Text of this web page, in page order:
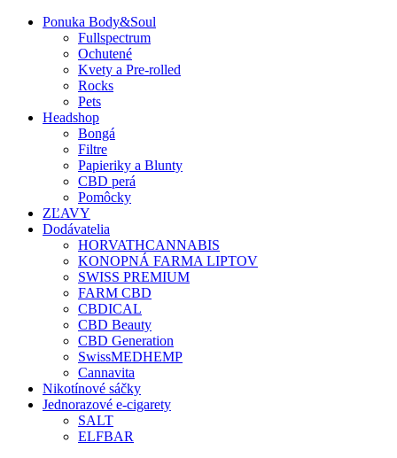
Ponuka Body&Soul
Fullspectrum
Ochutené
Kvety a Pre-rolled
Rocks
Pets
Headshop
Bongá
Filtre
Papieriky a Blunty
CBD perá
Pomôcky
ZĽAVY
Dodávatelia
HORVATHCANNABIS
KONOPNÁ FARMA LIPTOV
SWISS PREMIUM
FARM CBD
CBDICAL
CBD Beauty
CBD Generation
SwissMEDHEMP
Cannavita
Nikotínové sáčky
Jednorazové e-cigarety
SALT
ELFBAR